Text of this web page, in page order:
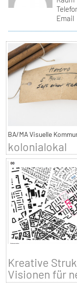
Email
BA/MA Visuelle
kolonialokal
Kreative
Visionen für